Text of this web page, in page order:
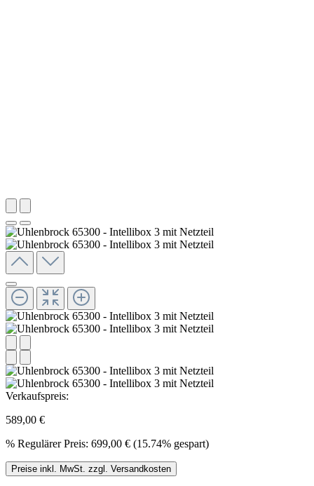
Verkaufspreis:
589,00 €
% Regulärer Preis: 699,00 € (15.74% gespart)
Preise inkl. MwSt. zzgl. Versandkosten